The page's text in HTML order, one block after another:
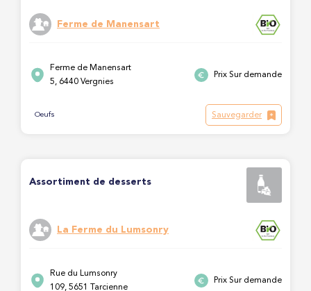
Ferme de Manensart
Ferme de Manensart
5, 6440 Vergnies
Prix Sur demande
Oeufs Sauvegarder
Assortiment de desserts
La Ferme du Lumsonry
Rue du Lumsonry
109, 5651 Tarcienne
Prix Sur demande